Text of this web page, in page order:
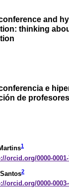
and
thinking
e
de
1
orcid.org/0000-0001-
2
orcid.org/0000-0003-